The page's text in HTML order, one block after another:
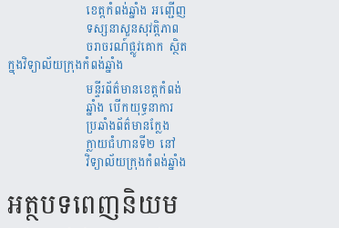
ខេត្តកំពង់ឆ្នាំង អញ្ជើញ
ទស្សនាសួនសុវត្តិភាព
ចរាចរណ៍ផ្លូវគោក ស្ថិត
ក្នុងវិទ្យាល័យក្រុងកំពង់ឆ្នាំង
មន្ទីរព័ត៌មានខេត្តកំពង់
ឆ្នាំង បើកយុទ្ធនាការ
ប្រឆាំងព័ត៌មានក្លែង
ក្លាយជំហានទី២ នៅ
វិទ្យាល័យក្រុងកំពង់ឆ្នាំង
អត្ថបទពេញនិយម